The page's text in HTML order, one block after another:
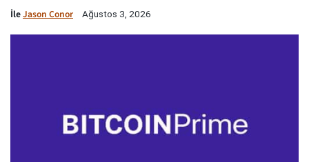
İleJason Conor Ağustos 3, 2026